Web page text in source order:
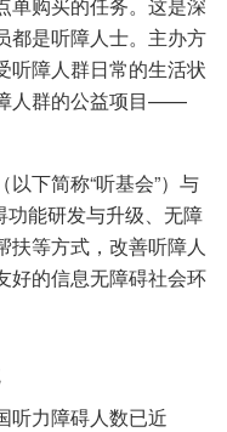
都是听障人士。主办方
听障人群日常的生活状
人群的公益项目——
下简称“听基会”）与
能研发与升级、无障
扶等方式，改善听障人
好的信息无障碍社会环
听力障碍人数已近